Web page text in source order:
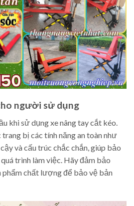
người sử dụng
khi sử dụng xe nâng tay cắt kéo.
bị các tính năng an toàn như
và cấu trúc chắc chắn, giúp bảo
trình làm việc. Hãy đảm bảo
phẩm chất lượng để bảo vệ bản